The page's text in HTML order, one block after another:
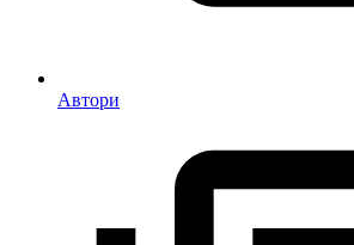
Автори